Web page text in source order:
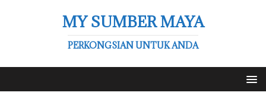
MY SUMBER MAYA
PERKONGSIAN UNTUK ANDA